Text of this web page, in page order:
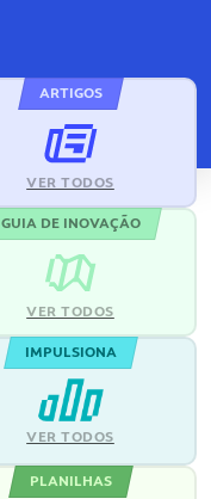
ARTIGOS
VER TODOS
GUIA DE INOVAÇÃO
VER TODOS
IMPULSIONA
VER TODOS
PLANILHAS